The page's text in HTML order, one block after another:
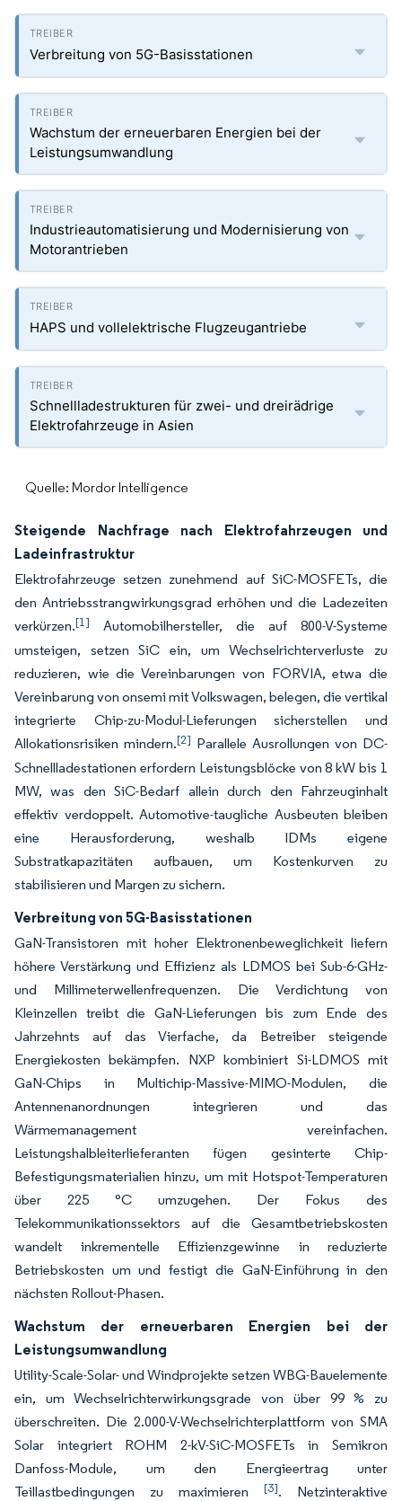
Verbreitung von 5G-Basisstationen
Wachstum der erneuerbaren Energien bei der
Leistungsumwandlung
Industrieautomatisierung und Modernisierung von
Motorantrieben
HAPS und vollelektrische Flugzeugantriebe
Schnellladestrukturen für zwei- und dreirädrige
Elektrofahrzeuge in Asien
Quelle: Mordor Intelligence
Steigende Nachfrage nach Elektrofahrzeugen und
Ladeinfrastruktur
Elektrofahrzeuge setzen zunehmend auf SiC-MOSFETs, die
den Antriebsstrangwirkungsgrad erhöhen und die Ladezeiten
verkürzen.[1]
Automobilhersteller, die auf 800-V-Systeme
umsteigen, setzen SiC ein, um Wechselrichterverluste zu
reduzieren, wie die Vereinbarungen von FORVIA, etwa die
Vereinbarung von onsemi mit Volkswagen, belegen, die vertikal
integrierte Chip-zu-Modul-Lieferungen sicherstellen und
Allokationsrisiken mindern.[2] Parallele Ausrollungen von DC-
Schnellladestationen erfordern Leistungsblöcke von 8 kW bis 1
MW, was den SiC-Bedarf allein durch den Fahrzeuginhalt
effektiv verdoppelt. Automotive-taugliche Ausbeuten bleiben
eine Herausforderung, weshalb IDMs eigene
Substratkapazitäten aufbauen, um Kostenkurven zu
stabilisieren und Margen zu sichern.
Verbreitung von 5G-Basisstationen
GaN-Transistoren mit hoher Elektronenbeweglichkeit liefern
höhere Verstärkung und Effizienz als LDMOS bei Sub-6-GHz-
und Millimeterwellenfrequenzen. Die Verdichtung von
Kleinzellen treibt die GaN-Lieferungen bis zum Ende des
Jahrzehnts auf das Vierfache, da Betreiber steigende
Energiekosten bekämpfen. NXP kombiniert Si-LDMOS mit
GaN-Chips in Multichip-Massive-MIMO-Modulen, die
Antennenanordnungen integrieren und das
Wärmemanagement vereinfachen.
Leistungshalbleiterlieferanten fügen gesinterte Chip-
Befestigungsmaterialien hinzu, um mit Hotspot-Temperaturen
über 225 °C umzugehen. Der Fokus des
Telekommunikationssektors auf die Gesamtbetriebskosten
wandelt inkrementelle Effizienzgewinne in reduzierte
Betriebskosten um und festigt die GaN-Einführung in den
nächsten Rollout-Phasen.
Wachstum der erneuerbaren Energien bei der
Leistungsumwandlung
Utility-Scale-Solar- und Windprojekte setzen WBG-Bauelemente
ein, um Wechselrichterwirkungsgrade von über 99 % zu
überschreiten. Die 2.000-V-Wechselrichterplattform von SMA
Solar integriert ROHM 2-kV-SiC-MOSFETs in Semikron
Danfoss-Module, um den Energieertrag unter
Teillastbedingungen zu maximieren [3]. Netzinteraktive